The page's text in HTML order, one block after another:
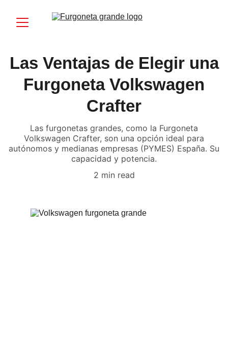
Las Ventajas de Elegir una
Furgoneta Volkswagen
Crafter
Las furgonetas grandes, como la Furgoneta
Volkswagen Crafter, son una opción ideal para
autónomos y medianas empresas (PYMES) España. Su
capacidad y potencia.
2 min read